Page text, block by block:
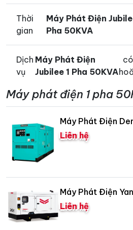
Thời
gian
Máy Phát Điện
Pha 50KVA
Dịch
vụ
Máy Phát Điện
Jubilee 1 Pha 50KVA
Máy phát điện 1 pha
Máy Phát Điện
Liên hệ
Máy Phát Điện
Liên hệ